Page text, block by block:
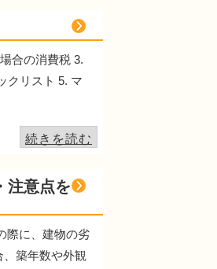
合の消費税 3.
クリスト 5. マ
続きを読む
注意点を
際に、建物の劣
築年数や外観